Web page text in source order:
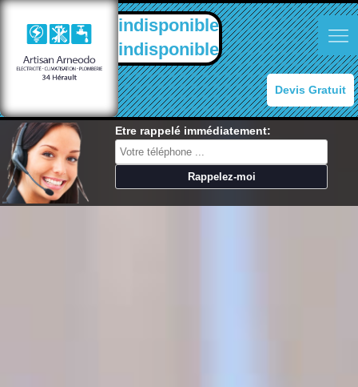
indisponible
indisponible
Devis Gratuit
Etre rappelé immédiatement: